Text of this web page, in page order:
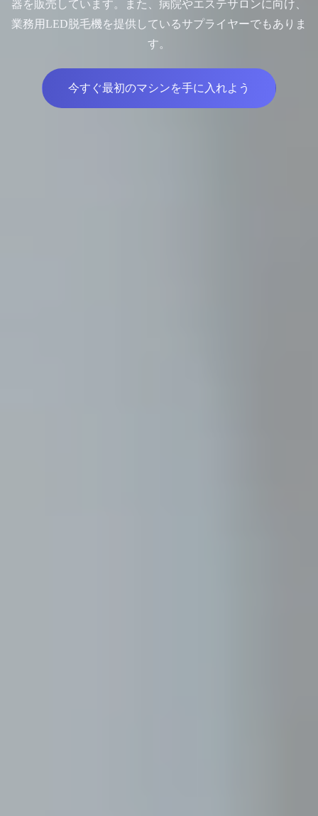
器を販売しています。また、病院やエステサロンに向け、
業務用LED脱毛機を提供しているサプライヤーでもありま
す。
今すぐ最初のマシンを手に入れよう